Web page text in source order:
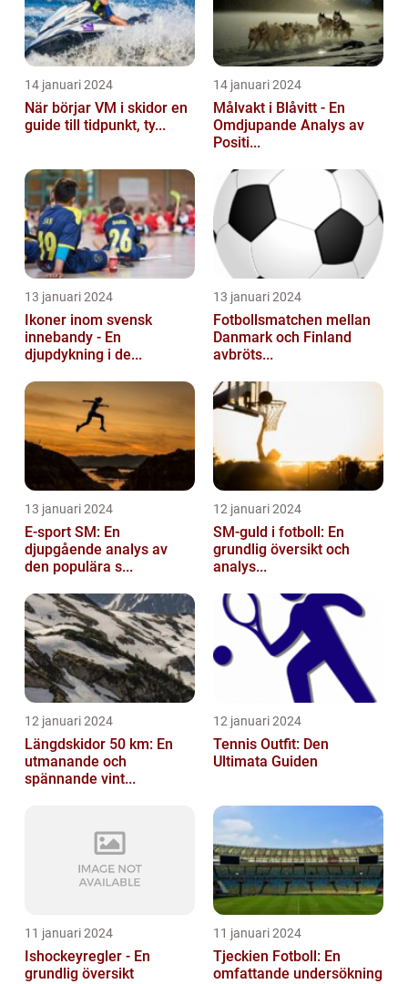
14 januari 2024
När börjar VM i skidor en
guide till tidpunkt, ty...
14 januari 2024
Målvakt i Blåvitt - En
Omdjupande Analys av
Positi...
13 januari 2024
Ikoner inom svensk
innebandy - En
djupdykning i de...
13 januari 2024
Fotbollsmatchen mellan
Danmark och Finland
avbröts...
13 januari 2024
E-sport SM: En
djupgående analys av
den populära s...
12 januari 2024
SM-guld i fotboll: En
grundlig översikt och
analys...
12 januari 2024
Längdskidor 50 km: En
utmanande och
spännande vint...
12 januari 2024
Tennis Outfit: Den
Ultimata Guiden
11 januari 2024
Ishockeyregler - En
grundlig översikt
11 januari 2024
Tjeckien Fotboll: En
omfattande undersökning